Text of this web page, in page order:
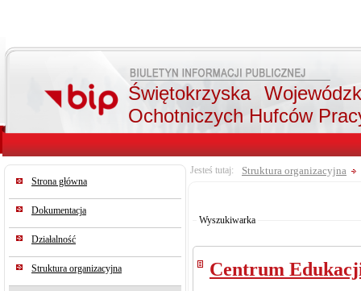
Świętokrzyska
Ochotniczych Hufców
Strona główna
Dokumentacja
Działalność
Struktura organizacyjna
Jesteś tutaj: Struktura organizacyjna
Wyszukiwarka
Centrum